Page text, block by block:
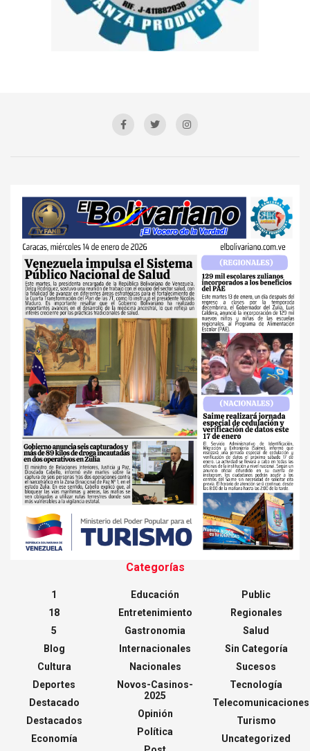
Categorías
1
18
5
Blog
Cultura
Deportes
Destacado
Destacados
Economía
Educación
Entretenimiento
Gastronomia
Internacionales
Nacionales
Novos-Casinos-
2025
Opinión
Política
Public
Regionales
Salud
Sin Categoría
Sucesos
Tecnología
Telecomunicaciones
Turismo
Uncategorized